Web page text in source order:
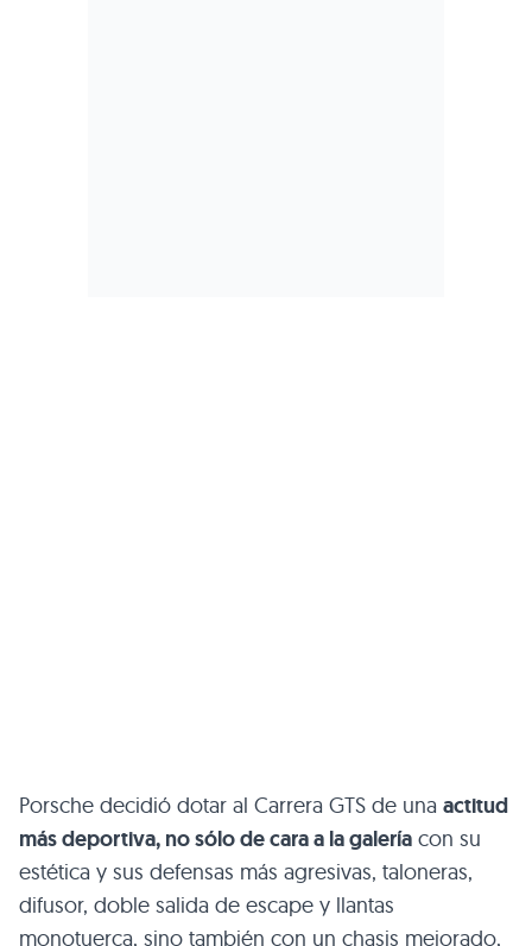
Porsche decidió dotar al Carrera GTS de una actitud
más deportiva, no sólo de cara a la galería con su
estética y sus defensas más agresivas, taloneras,
difusor, doble salida de escape y llantas
monotuerca, sino también con un chasis mejorado,